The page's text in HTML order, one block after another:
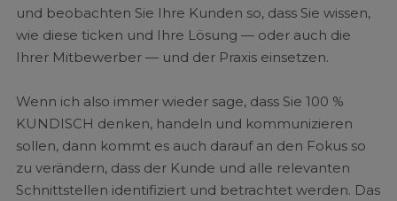
und beobachten Sie Ihre Kunden so, dass Sie wissen,
wie diese ticken und Ihre Lösung — oder auch die
Ihrer Mitbewerber — und der Praxis einsetzen.
Wenn ich also immer wieder sage, dass Sie 100 %
KUNDISCH denken, handeln und kommunizieren
sollen, dann kommt es auch darauf an den Fokus so
zu verändern, dass der Kunde und alle relevanten
Schnittstellen identifiziert und betrachtet werden. Das